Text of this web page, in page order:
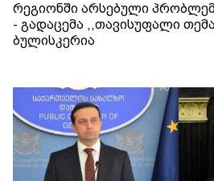
რეგიონში არსებული
- გადაცემა ,,თავისუფალი
ბულისკერია